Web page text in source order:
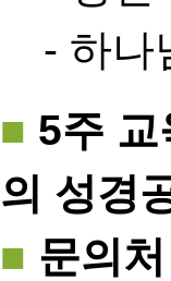
- 하나
■ 5주 교
의 성경
■ 문의처